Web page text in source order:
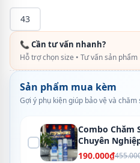
43
📞 Cần tư vấn nhanh?
Hỗ trợ chọn size • Tư vấn sản phẩm
Sản phẩm mua kèm
Gợi ý phụ kiện giúp bảo vệ và
Combo Chăm
Chuyên
190.000₫